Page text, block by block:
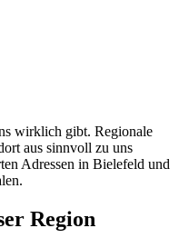
wirklich gibt. Regionale
aus sinnvoll zu uns
Adressen in Bielefeld und
Region